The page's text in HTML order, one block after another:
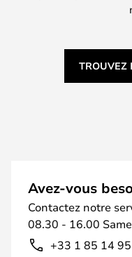
TROUVEZ
Avez-vous
Contactez notre
08.30 - 16.00
+33 1 85 14